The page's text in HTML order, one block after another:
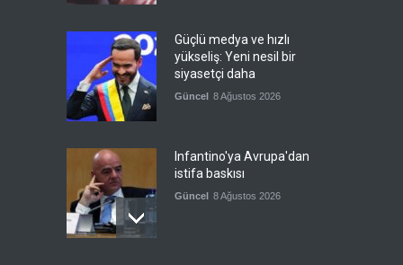
Güçlü medya ve hızlı
yükseliş: Yeni nesil bir
siyasetçi daha
Güncel 8 Ağustos 2026
Infantino'ya Avrupa'dan
istifa baskısı
Güncel 8 Ağustos 2026